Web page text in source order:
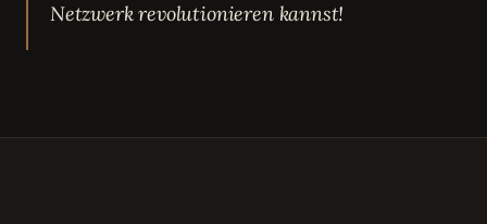
Netzwerk revolutionieren kannst!